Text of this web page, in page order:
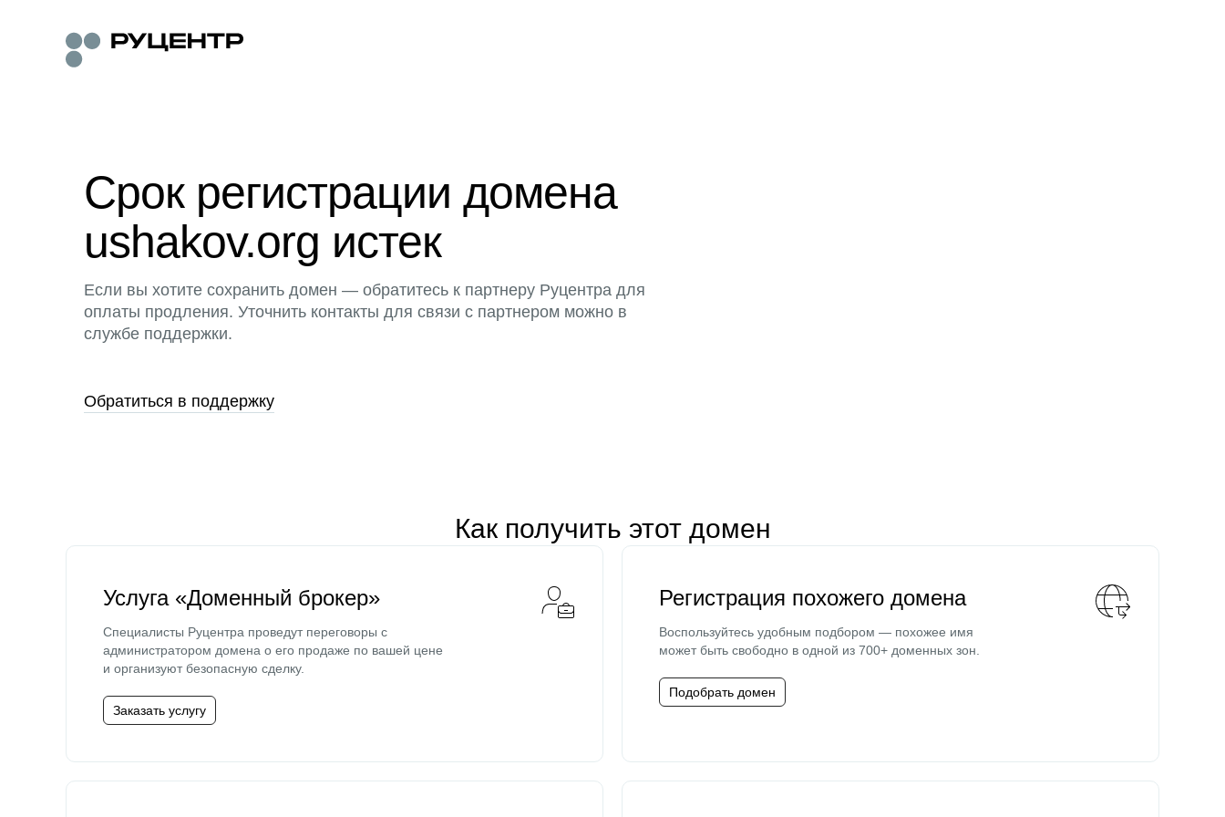
Срок регистрации домена
ushakov.org истек
Если вы хотите сохранить домен — обратитесь к партнеру Руцентра для
оплаты продления. Уточнить контакты для связи с партнером можно в
службе поддержки.
Обратиться в поддержку
Как получить этот домен
Услуга «Доменный брокер»
Специалисты Руцентра проведут переговоры с
администратором домена о его продаже по вашей цене
и организуют безопасную сделку.
Заказать услугу
Регистрация похожего домена
Воспользуйтесь удобным подбором — похожее имя
может быть свободно в одной из 700+ доменных зон.
Подобрать домен